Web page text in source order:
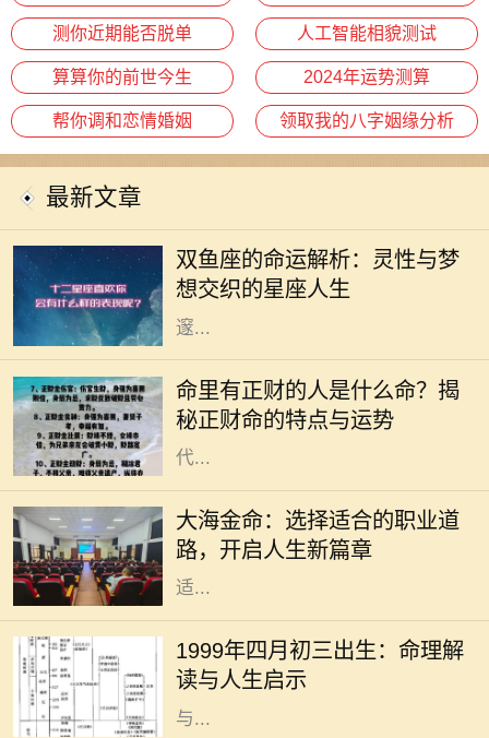
测你近期能否脱单 人工智能相貌测试
算算你的前世今生 2024年运势测算
帮你调和恋情婚姻 领取我的八字姻缘分析
最新文章
双鱼座的命运解析：灵性与梦
想交织的星座人生
星座，象征着无尽的灵性与感性。双
鱼座的人通常极具同情心，对周围人
的情感极为敏感，他们像海洋一般深
邃...
命里有正财的人是什么命？揭
秘正财命的特点与运势
命理学是古老而智慧的学问，它通过
分析个人的生辰八字来解读一个人的
命运与性格。在众多命理特征中，正
财命备受关注。正财作为一种命格，
代...
大海金命：选择适合的职业道
路，开启人生新篇章
在中国传统命理学中，每个人的命运
与五行有着密切的联系。大海金命，
象征着广阔与坚韧，适合在多变、开
放的行业中发挥自己的才华。选择合
适...
1999年四月初三出生：命理解
读与人生启示
在中国传统文化中，命理学被视为一
种重要的研究方式，通过分析个人的
出生时间以预测其命运走向。1999年
四月初三出生的人，随着五行的变化
与...
驿马命，这个源自于中国传统命理学